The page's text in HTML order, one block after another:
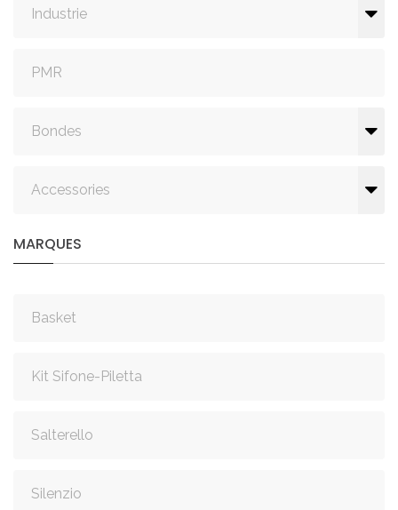
Industrie
PMR
Bondes
Accessories
MARQUES
Basket
Kit Sifone-Piletta
Salterello
Silenzio